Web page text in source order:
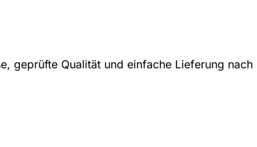
geprüfte Qualität und einfache Lieferung